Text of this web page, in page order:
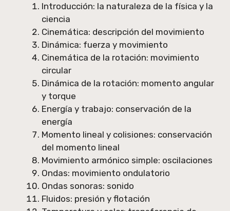
Introducción: la naturaleza de la física y la
ciencia
Cinemática: descripción del movimiento
Dinámica: fuerza y movimiento
Cinemática de la rotación: movimiento
circular
Dinámica de la rotación: momento angular
y torque
Energía y trabajo: conservación de la
energía
Momento lineal y colisiones: conservación
del momento lineal
Movimiento armónico simple: oscilaciones
Ondas: movimiento ondulatorio
Ondas sonoras: sonido
Fluidos: presión y flotación